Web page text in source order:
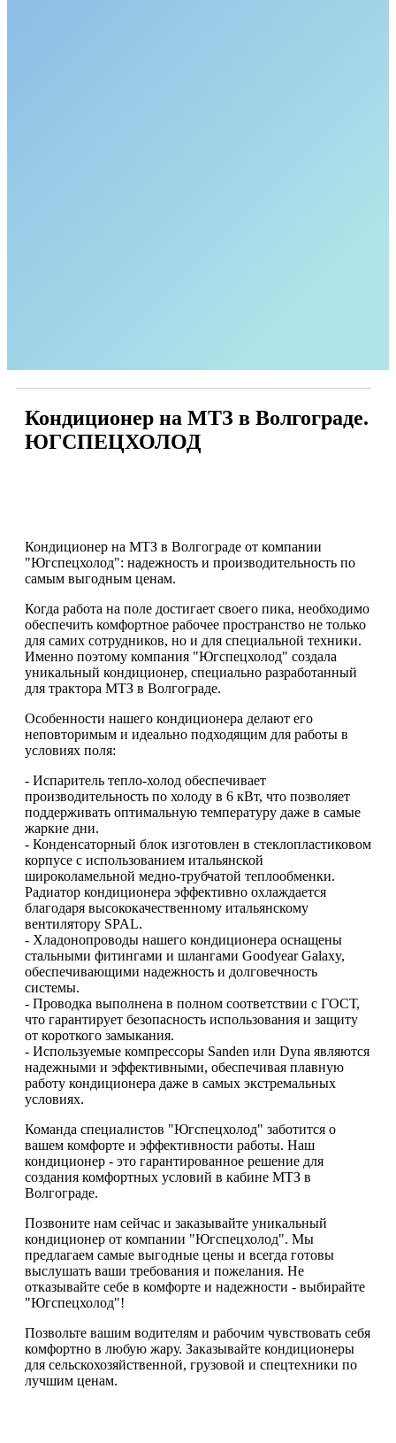
Кондиционер на МТЗ в Волгограде.
ЮГСПЕЦХОЛОД
Кондиционер на МТЗ в Волгограде от компании
"Югспецхолод": надежность и производительность по
самым выгодным ценам.
Когда работа на поле достигает своего пика, необходимо
обеспечить комфортное рабочее пространство не только
для самих сотрудников, но и для специальной техники.
Именно поэтому компания "Югспецхолод" создала
уникальный кондиционер, специально разработанный
для трактора МТЗ в Волгограде.
Особенности нашего кондиционера делают его
неповторимым и идеально подходящим для работы в
условиях поля:
- Испаритель тепло-холод обеспечивает
производительность по холоду в 6 кВт, что позволяет
поддерживать оптимальную температуру даже в самые
жаркие дни.
- Конденсаторный блок изготовлен в стеклопластиковом
корпусе с использованием итальянской
широколамельной медно-трубчатой теплообменки.
Радиатор кондиционера эффективно охлаждается
благодаря высококачественному итальянскому
вентилятору SPAL.
- Хладонопроводы нашего кондиционера оснащены
стальными фитингами и шлангами Goodyear Galaxy,
обеспечивающими надежность и долговечность
системы.
- Проводка выполнена в полном соответствии с ГОСТ,
что гарантирует безопасность использования и защиту
от короткого замыкания.
- Используемые компрессоры Sanden или Dyna являются
надежными и эффективными, обеспечивая плавную
работу кондиционера даже в самых экстремальных
условиях.
Команда специалистов "Югспецхолод" заботится о
вашем комфорте и эффективности работы. Наш
кондиционер - это гарантированное решение для
создания комфортных условий в кабине МТЗ в
Волгограде.
Позвоните нам сейчас и заказывайте уникальный
кондиционер от компании "Югспецхолод". Мы
предлагаем самые выгодные цены и всегда готовы
выслушать ваши требования и пожелания. Не
отказывайте себе в комфорте и надежности - выбирайте
"Югспецхолод"!
Позвольте вашим водителям и рабочим чувствовать себя
комфортно в любую жару. Заказывайте кондиционеры
для сельскохозяйственной, грузовой и спецтехники по
лучшим ценам.